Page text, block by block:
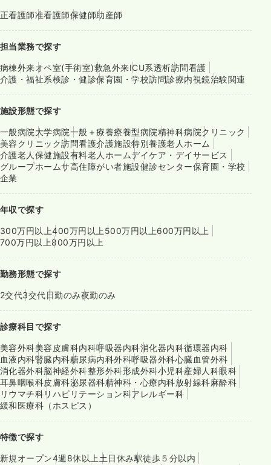
正看護師准看護師保健師助産師
担当業務で探す
病棟外来オペ室(手術室)救急外来ICU系透析訪問看護
介護・福祉系検診・健診保育園・学校訪問診療内視鏡治験関連
施設形態で探す
一般病院大学病院一般＋療養療養型病院精神科病院クリニック
美容クリニック訪問看護介護施設特別養護老人ホーム
介護老人保健施設有料老人ホームデイケア・デイサービス
グループホームサ高住障がい者施設健診センター保育園・学校
企業
年収で探す
300万円以上400万円以上 500万円以上600万円以上
700万円以上800万円以上
勤務形態で探す
2交代3交代日勤のみ夜勤のみ
診療科目で探す
美容外科美容皮膚科内科呼吸器内科消化器内科循環器内科
血液内科腎臓内科糖尿病内科外科呼吸器外科心臓血管外科
消化器外科脳神経外科整形外科形成外科小児科産婦人科眼科
耳鼻咽喉科皮膚科泌尿器科精神科・心療内科放射線科麻酔科
リウマチ科リハビリテーション科アレルギー科
緩和医療科（ホスピス）
特徴で探す
新規オープン4週8休以上 土日休み駅徒歩５分以内